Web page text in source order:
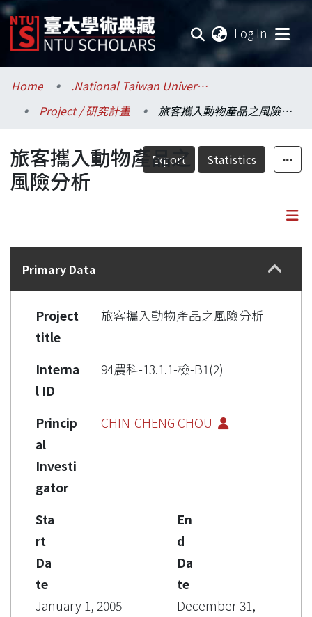
Log In
Communities & Collections
Research Outputs
Fundings & Projects
Researchers
Statistics
Home
.National Taiwan University / 國立臺灣大學
Project / 研究計畫
旅客攜入動物產品之風險分析
Export Statistics
旅客攜入動物產品之
風險分析
Details
Primary Data
Project
title
旅客攜入動物產品之風險分析
Interna
l ID
94農科-13.1.1-檢-B1(2)
Princip
al
Investi
gator
CHIN-CHENG CHOU
Sta
rt
Da
te
January 1, 2005
En
d
Da
te
December 31,